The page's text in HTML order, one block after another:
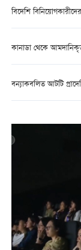
বিদেশি
কানাডা থেকে
বন্যাকবলিত আটটি